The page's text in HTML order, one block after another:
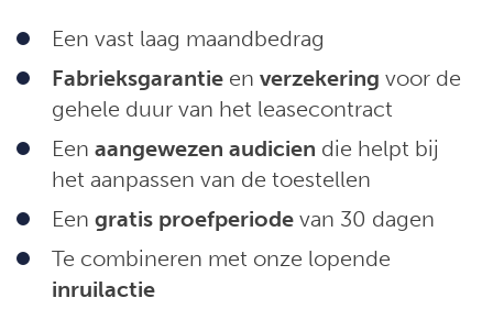
Een vast laag maandbedrag
Fabrieksgarantie en verzekering voor de
gehele duur van het leasecontract
Een aangewezen audicien die helpt bij
het aanpassen van de toestellen
Een gratis proefperiode van 30 dagen
Te combineren met onze lopende
inruilactie